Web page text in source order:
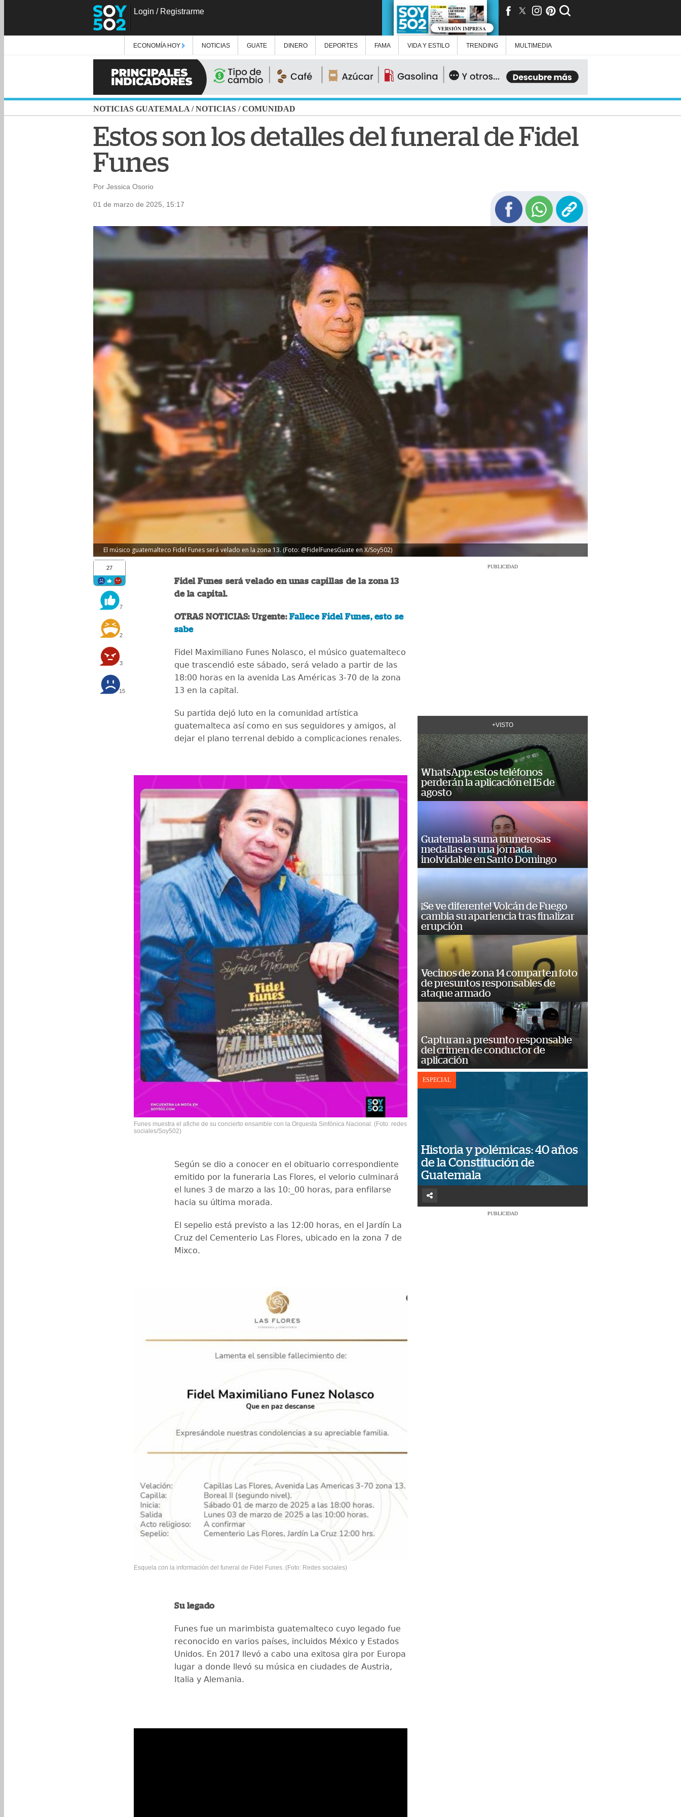
Login / Registrarme
VERSIÓN IMPRESA
ECONOMÍA HOY NOTICIAS GUATE DINERO DEPORTES FAMA VIDA Y ESTILO TRENDING MULTIMEDIA
NOTICIAS GUATEMALA /NOTICIAS /COMUNIDAD
Estos son los detalles del funeral de Fidel
Funes
Por Jessica Osorio
01 de marzo de 2025, 15:17
El músico guatemalteco Fidel Funes será velado en la zona 13. (Foto: @FidelFunesGuate en X/Soy502)
27
7
2
3
15
Fidel Funes será velado en unas capillas de la zona 13
de la capital.
OTRAS NOTICIAS: Urgente: Fallece Fidel Funes, esto se
sabe
Fidel Maximiliano Funes Nolasco, el músico guatemalteco
que trascendió este sábado, será velado a partir de las
18:00 horas en la avenida Las Américas 3-70 de la zona
13 en la capital.
Su partida dejó luto en la comunidad artística
guatemalteca así como en sus seguidores y amigos, al
dejar el plano terrenal debido a complicaciones renales.
Funes muestra el afiche de su concierto ensamble con la Orquesta Sinfónica Nacional. (Foto: redes
sociales/Soy502)
Según se dio a conocer en el obituario correspondiente
emitido por la funeraria Las Flores, el velorio culminará
el lunes 3 de marzo a las 10:_00 horas, para enfilarse
hacia su última morada.
El sepelio está previsto a las 12:00 horas, en el Jardín La
Cruz del Cementerio Las Flores, ubicado en la zona 7 de
Mixco.
Esquela con la información del funeral de Fidel Funes. (Foto: Redes sociales)
Su legado
Funes fue un marimbista guatemalteco cuyo legado fue
reconocido en varios países, incluidos México y Estados
Unidos. En 2017 llevó a cabo una exitosa gira por Europa
lugar a donde llevó su música en ciudades de Austria,
Italia y Alemania.
PUBLICIDAD
+VISTO
WhatsApp: estos teléfonos
perderán la aplicación el 15 de
agosto
Guatemala suma numerosas
medallas en una jornada
inolvidable en Santo Domingo
¡Se ve diferente! Volcán de Fuego
cambia su apariencia tras finalizar
erupción
Vecinos de zona 14 comparten foto
de presuntos responsables de
ataque armado
Capturan a presunto responsable
del crimen de conductor de
aplicación
ESPECIAL
Historia y polémicas: 40 años
de la Constitución de
Guatemala
PUBLICIDAD